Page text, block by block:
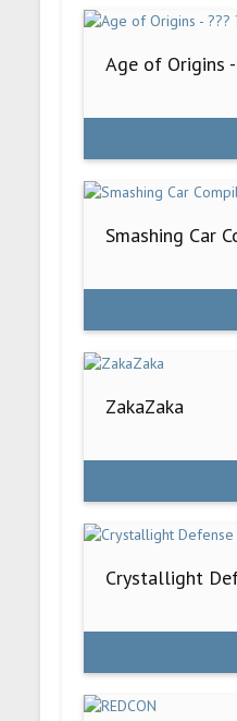
Age of Origins -
Smashing Car
ZakaZaka
Crystallight